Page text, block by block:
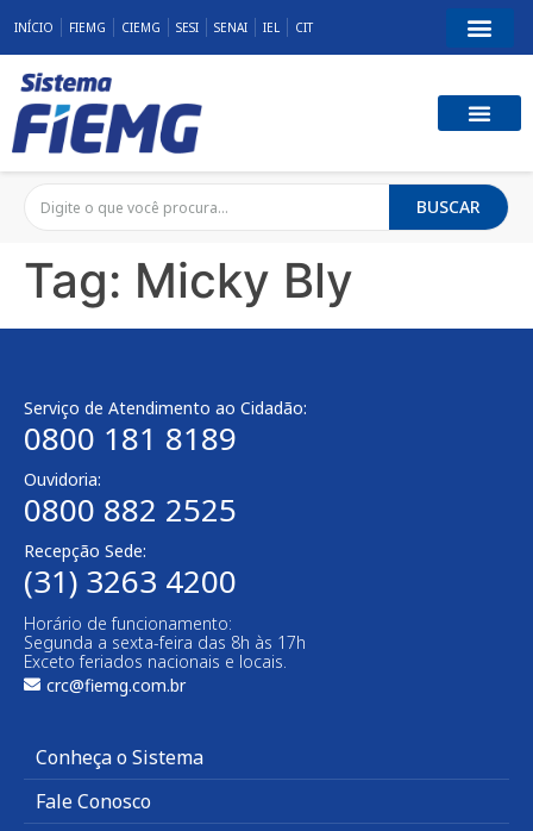
INÍCIO FIEMG CIEMG SESI SENAI IEL CIT
BUSCAR
Tag: Micky Bly
Serviço de Atendimento ao Cidadão:
0800 181 8189
Ouvidoria:
0800 882 2525​
Recepção Sede:
(31) 3263 4200
Horário de funcionamento:
Segunda a sexta-feira das 8h às 17h
Exceto feriados nacionais e locais.
crc@fiemg.com.br
Conheça o Sistema
Fale Conosco